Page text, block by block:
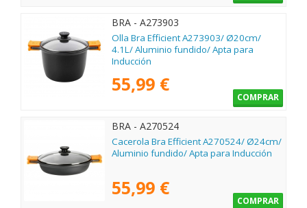
BRA - A273903
Olla Bra Efficient A273903/ Ø20cm/
4.1L/ Aluminio fundido/ Apta para
Inducción
55,99 €
COMPRAR
BRA - A270524
Cacerola Bra Efficient A270524/ Ø24cm/
Aluminio fundido/ Apta para Inducción
55,99 €
COMPRAR